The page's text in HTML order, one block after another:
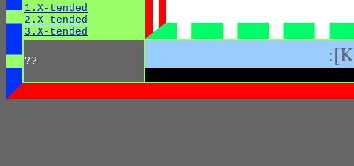
1.X-tended
2.X-tended
3.X-tended
??